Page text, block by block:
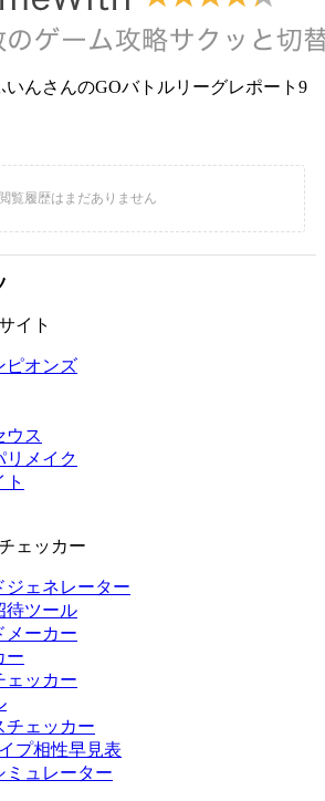
いんさんのGOバトルリーグレポート9
イト
ピオンズ
ウス
リメイク
ェッカー
ジェネレーター
待ツール
メーカー
ー
ェッカー
チェッカー
プ相性早見表
ミュレーター